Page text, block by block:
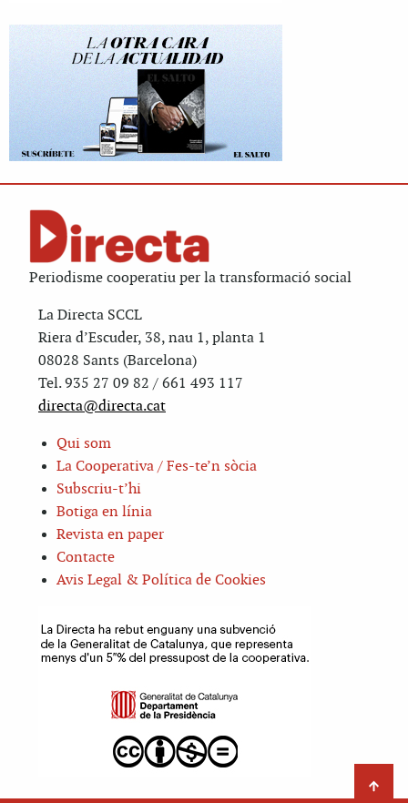
Periodisme cooperatiu per la transformació social
La Directa SCCL
Riera d’Escuder, 38, nau 1, planta 1
08028 Sants (Barcelona)
Tel. 935 27 09 82 / 661 493 117
directa@directa.cat
Qui som
La Cooperativa / Fes-te’n sòcia
Subscriu-t’hi
Botiga en línia
Revista en paper
Contacte
Avis Legal & Política de Cookies